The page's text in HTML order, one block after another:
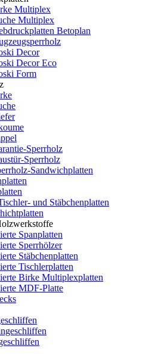
Multiplex
Multiplex
Betoplan
Decor
Decor Eco
Form
Sperrholz
Sperrholz
Sandwichplatten
und Stäbchenplatten
Spanplatten
Sperrhölzer
Stäbchenplatten
Tischlerplatten
Birke Multiplexplatten
MDF-Platte